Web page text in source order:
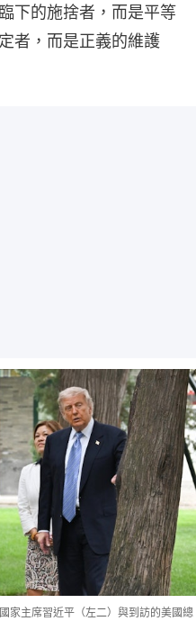
下的施捨者，而是平等
者，而是正義的維護
家主席習近平（左二）與到訪的美國總